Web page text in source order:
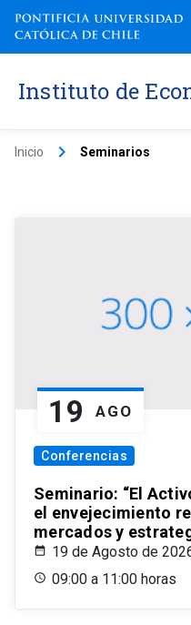
Instituto de
Inicio keyboard_arrow_right Seminarios
19 AGO
Conferencias
Seminario: “El
el envejecimiento
mercados y
19 de Agosto de
09:00 a 11:00 horas